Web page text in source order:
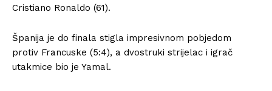
Cristiano Ronaldo (61).
Španija je do finala stigla impresivnom pobjedom
protiv Francuske (5:4), a dvostruki strijelac i igrač
utakmice bio je Yamal.